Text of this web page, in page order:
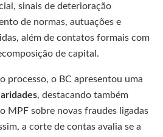
sinais de deterioração
de normas, autuações e
além de contatos formais com
de capital.
processo, o BC apresentou uma
, destacando também
MPF sobre novas fraudes ligadas
a corte de contas avalia se a